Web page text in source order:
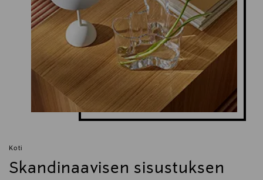
Koti
Skandinaavisen sisustuksen